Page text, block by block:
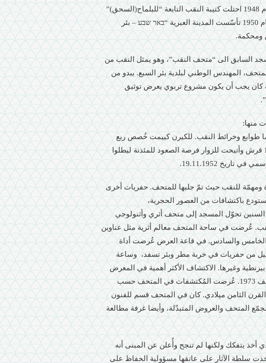
اليه الناس من كل المنطقة. في تشرين الأول عام 1948 احتلت كتيبة النقب التابعة “للبلماح(السحق)”
بئر السبع وجرّدت الجيش المصري منها، وفي عام 1950 تأسّست المدينة العبرية “באר שבע – بئر
ومحكمة.
في عام 1952 تحويل المسجد السابق الى “متحف النقب”، وهو يمثل النقب من
المهندس الوطني لبلدية بئر السبع. يبدو من
كان يجب أن يكون مشروع تربوي يعرض توثيق
منها:
طوابع وخرائط النقب. للكيرن كييمت خُصص ربع
مساحة العرض، رسوم الاشتراك وصلت إلى 100 قرش وأتيحت للزوار فرصة الصعود للمئذنة ليطلوا
19.11.1952.
ومهمّة للنقب حيث تمّ جلبها للمتحف. حفريات أخرى
باكتشافات من العصور الحجرية،
السنين تحوّل المسجد إلى متحف أثري وأثنولوجي
عُرضت في ساحة المتحف معالم أثرية مثل عناوين
الخامس والسادس. في قاعة العرض عُرضت أداة
من حفريات في خربة مطر وبئر تسفد، وساعة
وغيرها. الاكتشاف الأكثر أهمية في المعرض
كان مذبح كبير، اُكتشف في تل بئر السبع في صيف 1973. عُرضت المُكتشفات في المتحف حسب
القرن الثامن ميلادي. كان في المتحف قسم للفنون
المتحف والعروض المتبدّلة، وأيضا غرفة مطالعة
أخذ يتفكك ولكنها لم تنجح وأُعلن عن المبنى أنه
خطر على حياة الجمهور. في عام 1992 أخذت سلطة الآثار على عاتقها مسؤولية الحفاظ على